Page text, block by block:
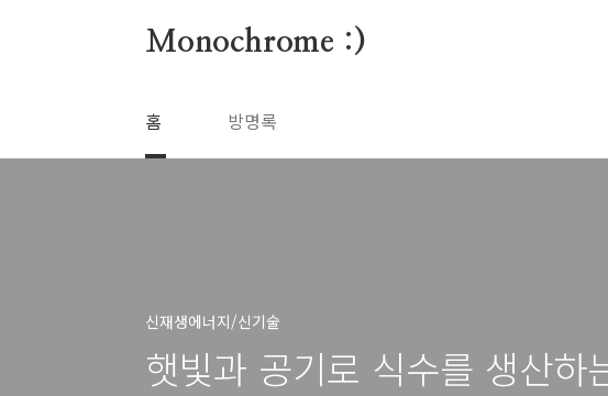
Monochrome :)
홈 방명록
신재생에너지/신기술
햇빛과 공기로 식수를 생산하